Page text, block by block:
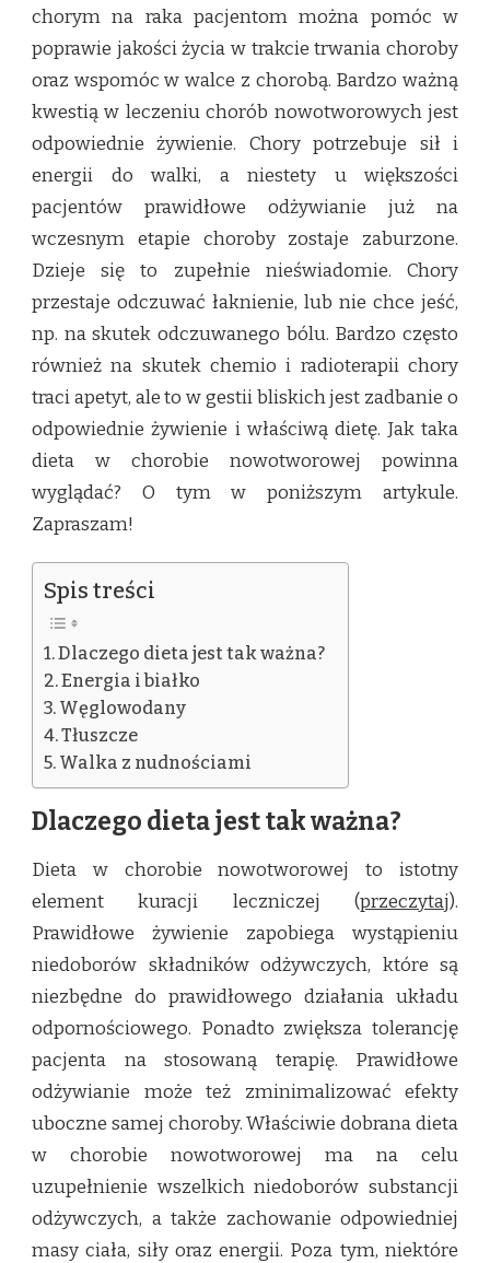
chorym na raka pacjentom można pomóc w
poprawie jakości życia w trakcie trwania choroby
oraz wspomóc w walce z chorobą. Bardzo ważną
kwestią w leczeniu chorób nowotworowych jest
odpowiednie żywienie. Chory potrzebuje sił i
energii do walki, a niestety u większości
pacjentów prawidłowe odżywianie już na
wczesnym etapie choroby zostaje zaburzone.
Dzieje się to zupełnie nieświadomie. Chory
przestaje odczuwać łaknienie, lub nie chce jeść,
np. na skutek odczuwanego bólu. Bardzo często
również na skutek chemio i radioterapii chory
traci apetyt, ale to w gestii bliskich jest zadbanie o
odpowiednie żywienie i właściwą dietę. Jak taka
dieta w chorobie nowotworowej powinna
wyglądać? O tym w poniższym artykule.
Zapraszam!
Spis treści
Dlaczego dieta jest tak ważna?
Energia i białko
Węglowodany
Tłuszcze
Walka z nudnościami
Dlaczego dieta jest tak ważna?
Dieta w chorobie nowotworowej to istotny
element kuracji leczniczej (przeczytaj).
Prawidłowe żywienie zapobiega wystąpieniu
niedoborów składników odżywczych, które są
niezbędne do prawidłowego działania układu
odpornościowego. Ponadto zwiększa tolerancję
pacjenta na stosowaną terapię. Prawidłowe
odżywianie może też zminimalizować efekty
uboczne samej choroby. Właściwie dobrana dieta
w chorobie nowotworowej ma na celu
uzupełnienie wszelkich niedoborów substancji
odżywczych, a także zachowanie odpowiedniej
masy ciała, siły oraz energii. Poza tym, niektóre